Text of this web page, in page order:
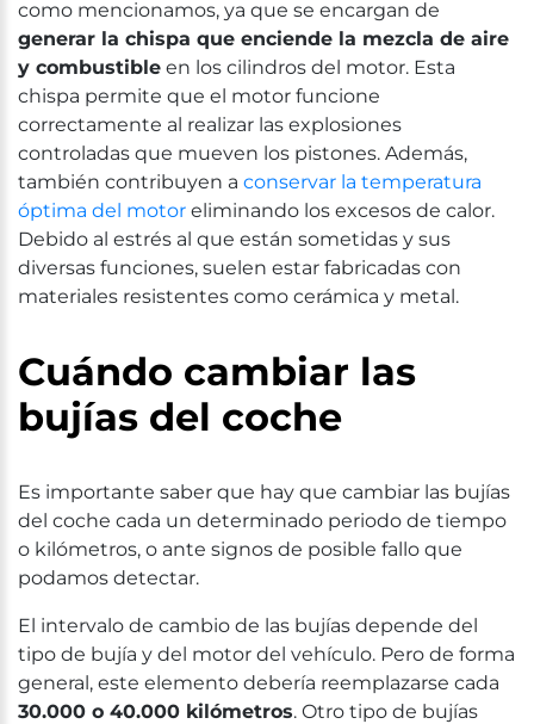
como mencionamos, ya que se encargan de
generar la chispa que enciende la mezcla de aire
y combustible en los cilindros del motor. Esta
chispa permite que el motor funcione
correctamente al realizar las explosiones
controladas que mueven los pistones. Además,
también contribuyen a conservar la temperatura
óptima del motor eliminando los excesos de calor.
Debido al estrés al que están sometidas y sus
diversas funciones, suelen estar fabricadas con
materiales resistentes como cerámica y metal.
Cuándo cambiar las
bujías del coche
Es importante saber que hay que cambiar las bujías
del coche cada un determinado periodo de tiempo
o kilómetros, o ante signos de posible fallo que
podamos detectar.
El intervalo de cambio de las bujías depende del
tipo de bujía y del motor del vehículo. Pero de forma
general, este elemento debería reemplazarse cada
30.000 o 40.000 kilómetros. Otro tipo de bujías